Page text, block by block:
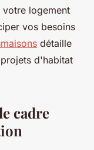
logement
vos besoins
détaille
d'habitat
cadre